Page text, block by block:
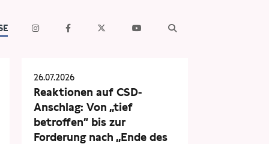
26.07.2026
Reaktionen auf CSD-
Anschlag: Von „tief
betroffen“ bis zur
Forderung nach „Ende des